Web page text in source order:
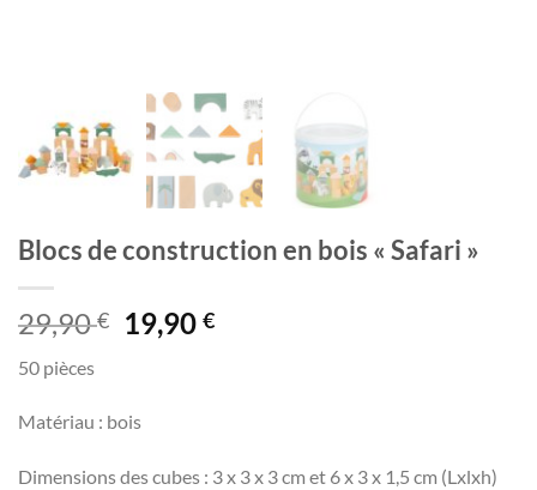
Blocs de construction en bois « Safari »
29,90€
Le
prix
était :
29,90 €.
19,90€Le
50 pièces
Matériau : bois
Dimensions des cubes : 3 x 3 x 3 cm et 6 x 3 x 1,5 cm (Lxlxh)